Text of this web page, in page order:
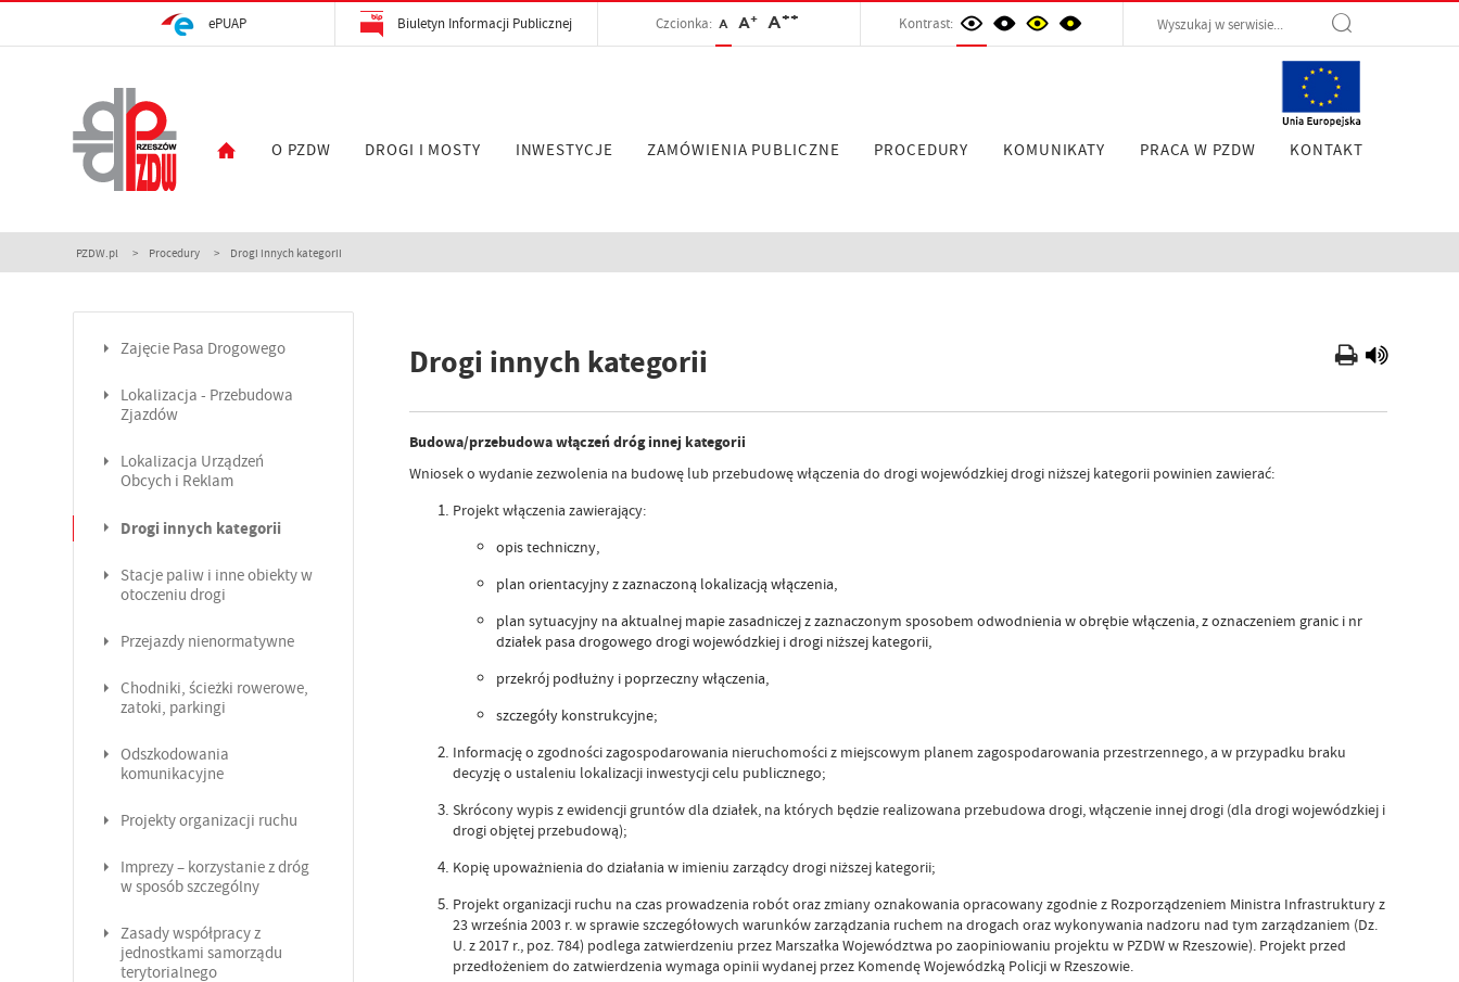
ePUAP Biuletyn Informacji Publicznej Czcionka: A A+ A++ Kontrast:
O PZDW DROGI I MOSTY INWESTYCJE ZAMÓWIENIA PUBLICZNE PROCEDURY KOMUNIKATY PRACA W PZDW KONTAKT
PZDW.pl Procedury Drogi innych kategorii
Zajęcie Pasa Drogowego
Lokalizacja - Przebudowa
Zjazdów
Lokalizacja Urządzeń
Obcych i Reklam
Drogi innych kategorii
Stacje paliw i inne obiekty w
otoczeniu drogi
Przejazdy nienormatywne
Chodniki, ścieżki rowerowe,
zatoki, parkingi
Odszkodowania
komunikacyjne
Projekty organizacji ruchu
Imprezy – korzystanie z dróg
w sposób szczególny
Zasady współpracy z
jednostkami samorządu
terytorialnego
Drogi innych kategorii
Budowa/przebudowa włączeń dróg innej kategorii
Wniosek o wydanie zezwolenia na budowę lub przebudowę włączenia do drogi wojewódzkiej drogi niższej kategorii powinien zawierać:
Projekt włączenia zawierający:
opis techniczny,
plan orientacyjny z zaznaczoną lokalizacją włączenia,
plan sytuacyjny na aktualnej mapie zasadniczej z zaznaczonym sposobem odwodnienia w obrębie włączenia, z oznaczeniem granic i nr
działek pasa drogowego drogi wojewódzkiej i drogi niższej kategorii,
przekrój podłużny i poprzeczny włączenia,
szczegóły konstrukcyjne;
Informację o zgodności zagospodarowania nieruchomości z miejscowym planem zagospodarowania przestrzennego, a w przypadku braku
decyzję o ustaleniu lokalizacji inwestycji celu publicznego;
Skrócony wypis z ewidencji gruntów dla działek, na których będzie realizowana przebudowa drogi, włączenie innej drogi (dla drogi wojewódzkiej i
drogi objętej przebudową);
Kopię upoważnienia do działania w imieniu zarządcy drogi niższej kategorii;
Projekt organizacji ruchu na czas prowadzenia robót oraz zmiany oznakowania opracowany zgodnie z Rozporządzeniem Ministra Infrastruktury z
23 września 2003 r. w sprawie szczegółowych warunków zarządzania ruchem na drogach oraz wykonywania nadzoru nad tym zarządzaniem (Dz.
U. z 2017 r., poz. 784) podlega zatwierdzeniu przez Marszałka Województwa po zaopiniowaniu projektu w PZDW w Rzeszowie). Projekt przed
przedłożeniem do zatwierdzenia wymaga opinii wydanej przez Komendę Wojewódzką Policji w Rzeszowie.